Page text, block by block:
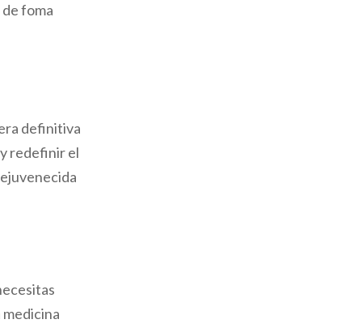
foma
definitiva
redefinir el
medicina